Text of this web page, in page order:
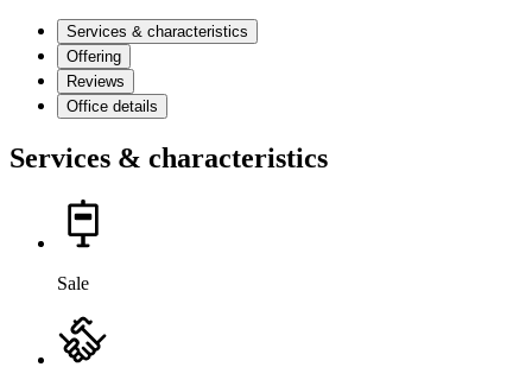
Services & characteristics
Offering
Reviews
Office details
Services & characteristics
Sale